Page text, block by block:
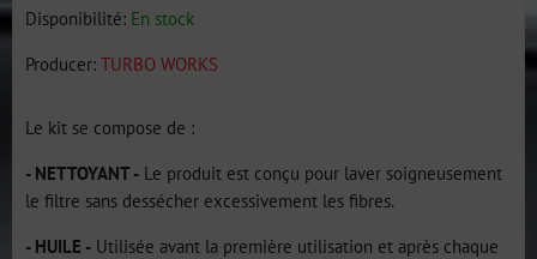
Disponibilité: En stock
Producer: TURBO WORKS
Le kit se compose de :
- NETTOYANT - Le produit est conçu pour laver soigneusement
le filtre sans dessécher excessivement les fibres.
- HUILE - Utilisée avant la première utilisation et après chaque